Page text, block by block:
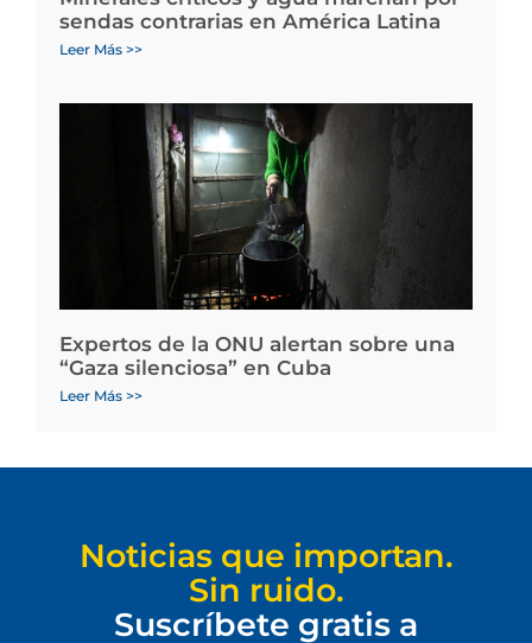
sendas contrarias en América Latina
Leer Más >>
Expertos de la ONU alertan sobre una
“Gaza silenciosa” en Cuba
Leer Más >>
Noticias que importan.
Sin ruido.
Suscríbete gratis a